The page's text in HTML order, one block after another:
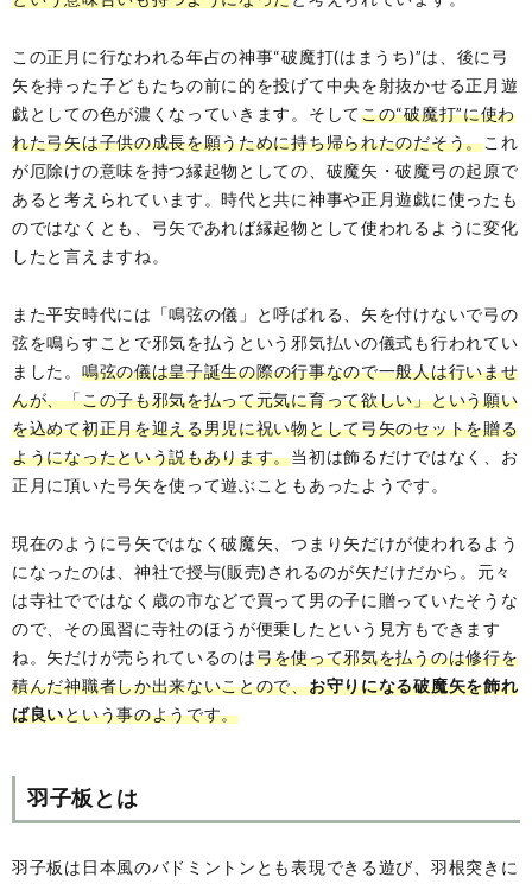
この正月に行なわれる年占の神事“破魔打(はまうち)”は、後に弓
矢を持った子どもたちの前に的を投げて中央を射抜かせる正月遊
戯としての色が濃くなっていきます。そしてこの“破魔打”に使わ
れた弓矢は子供の成長を願うために持ち帰られたのだそう。これ
が厄除けの意味を持つ縁起物としての、破魔矢・破魔弓の起原で
あると考えられています。時代と共に神事や正月遊戯に使ったも
のではなくとも、弓矢であれば縁起物として使われるように変化
したと言えますね。
また平安時代には「鳴弦の儀」と呼ばれる、矢を付けないで弓の
弦を鳴らすことで邪気を払うという邪気払いの儀式も行われてい
ました。 鳴弦の儀は皇子誕生の際の行事なので一般人は行いませ
んが、「この子も邪気を払って元気に育って欲しい」という願い
を込めて初正月を迎える男児に祝い物として弓矢のセットを贈る
ようになったという説もあります。当初は飾るだけではなく、お
正月に頂いた弓矢を使って遊ぶこともあったようです。
現在のように弓矢ではなく破魔矢、つまり矢だけが使われるよう
になったのは、神社で授与(販売)されるのが矢だけだから。元々
は寺社でではなく歳の市などで買って男の子に贈っていたそうな
ので、その風習に寺社のほうが便乗したという見方もできます
ね。矢だけが売られているのは弓を使って邪気を払うのは修行を
積んだ神職者しか出来ないことので、お守りになる破魔矢を飾れ
ば良いという事のようです。
羽子板とは
羽子板は日本風のバドミントンとも表現できる遊び、羽根突きに